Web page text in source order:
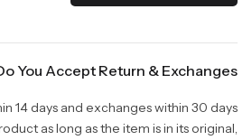
You Accept Return & Exchanges?
14 days and exchanges within 30 days
as long as the item is in its original,